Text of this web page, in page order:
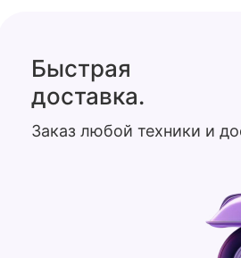
Быстрая
доставка.
Заказ любой техники и